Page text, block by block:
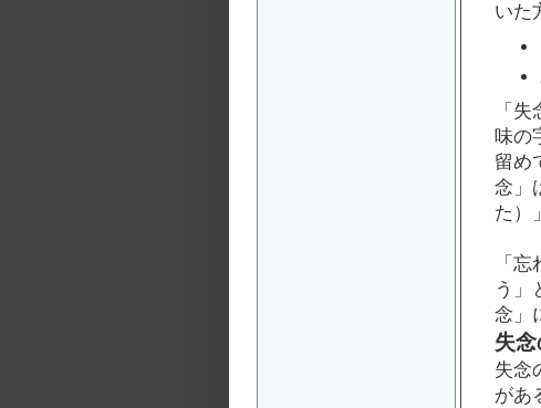
いた
「
味の
留め
念」
た）
「
う」
念」
失
失念
があ